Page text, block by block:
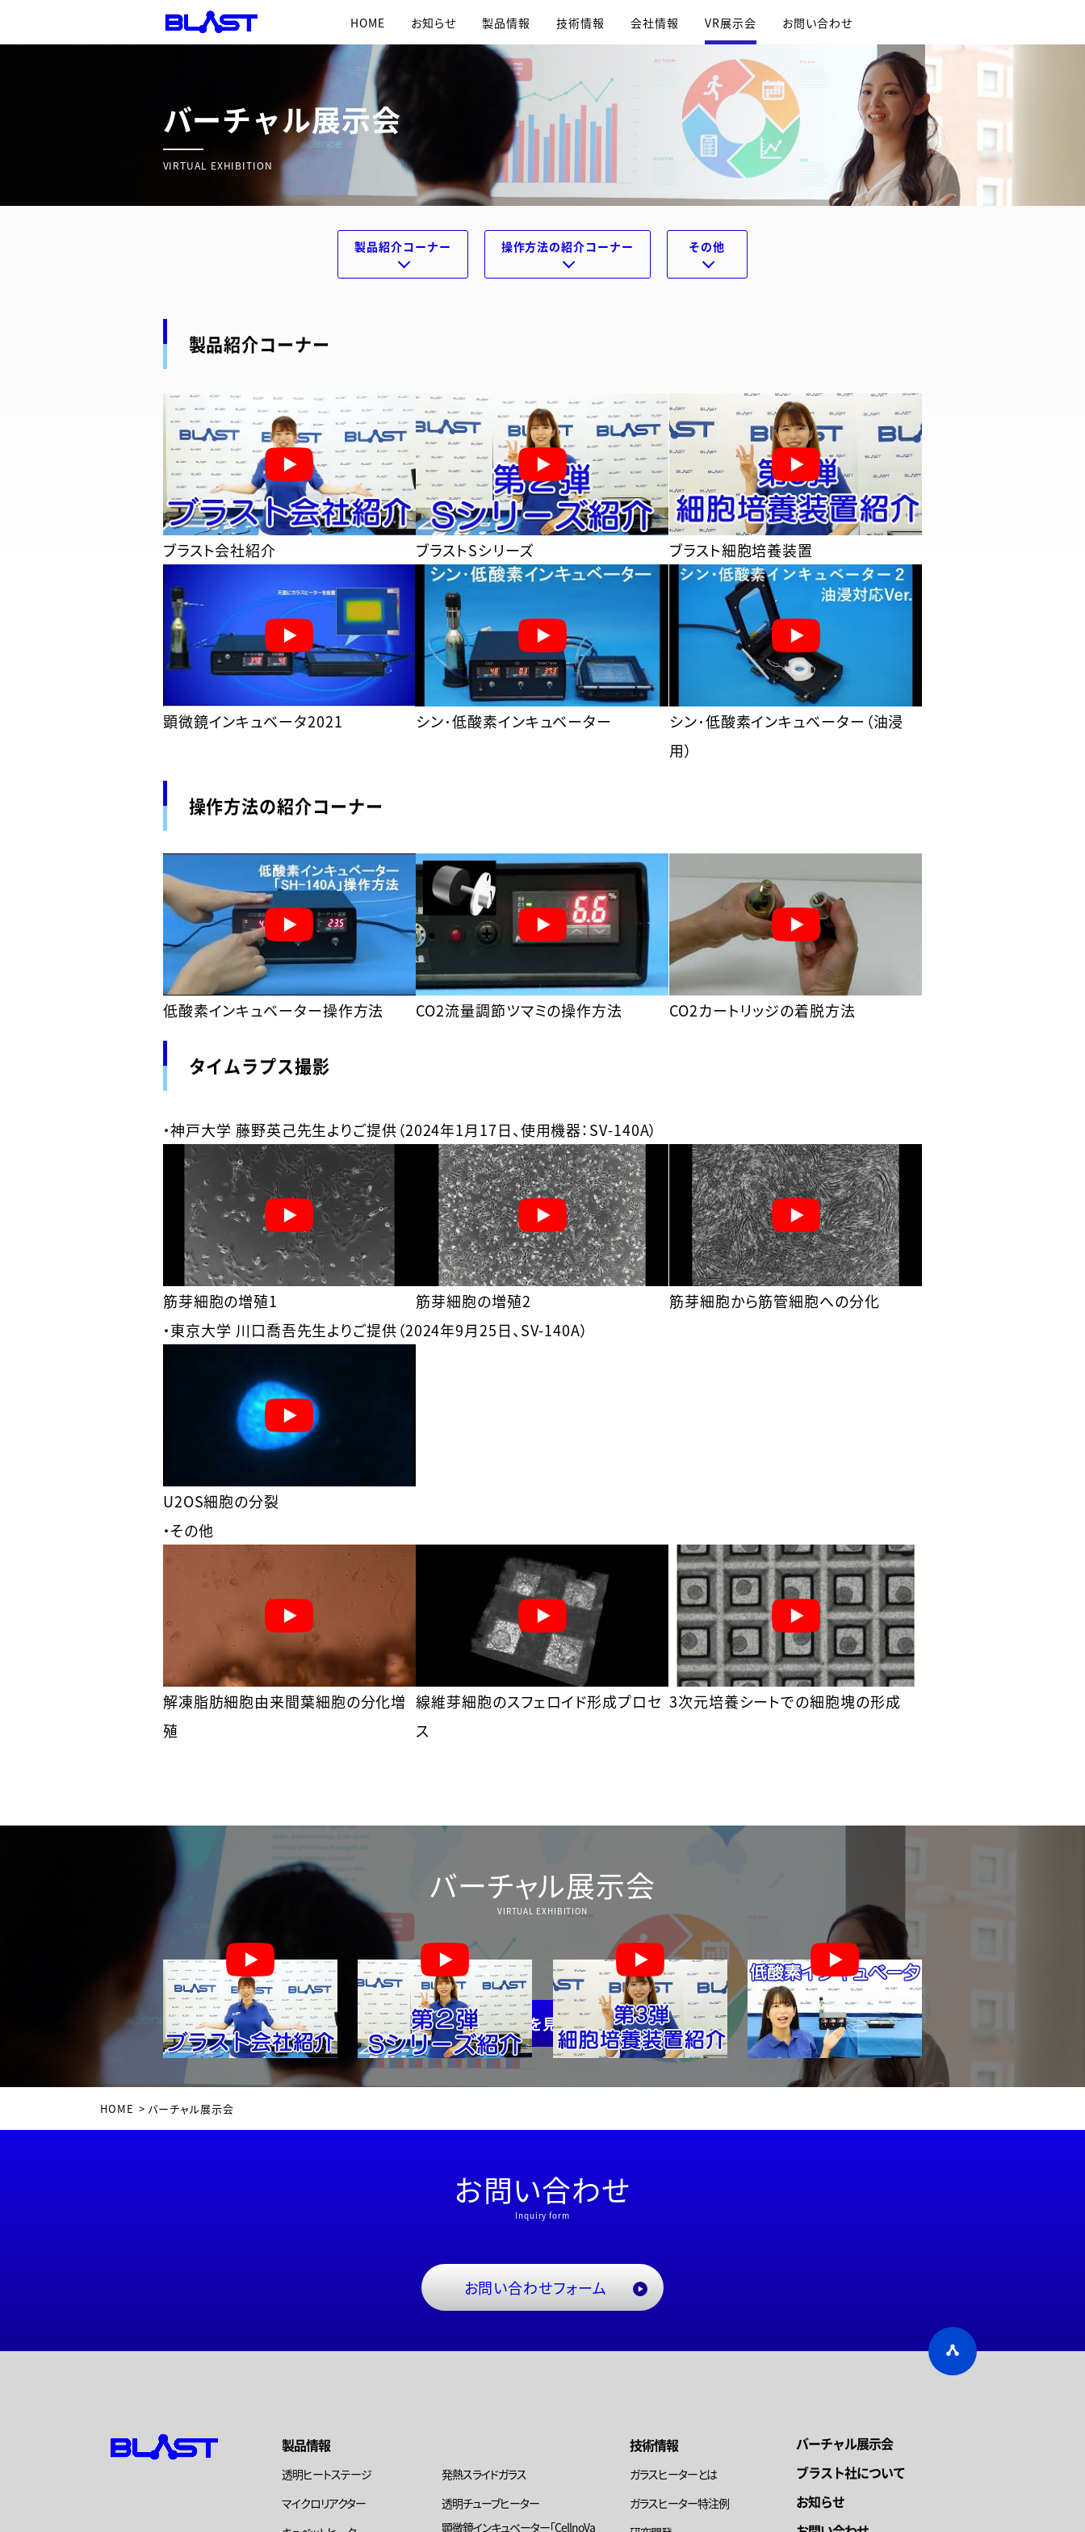
HOME お知らせ 製品情報 技術情報 会社情報 VR展示会 お問い合わせ
バーチャル展示会
VIRTUAL EXHIBITION
製品紹介コーナー 操作方法の紹介コーナー その他
製品紹介コーナー
ブラスト会社紹介 ブラストSシリーズ ブラスト細胞培養装置
顕微鏡インキュベータ2021 シン･低酸素インキュベーター
シン･低酸素インキュベーター（油浸
用）
操作方法の紹介コーナー
低酸素インキュベーター操作方法 CO2流量調節ツマミの操作方法 CO2カートリッジの着脱方法
タイムラプス撮影
・神戸大学 藤野英己先生よりご提供（2024年1月17日、使用機器：SV-140A）
筋芽細胞の増殖1 筋芽細胞の増殖2
筋芽細胞から筋管細胞への分化
・東京大学 川口喬吾先生よりご提供（2024年9月25日、SV-140A）
U2OS細胞の分裂
・その他
解凍脂肪細胞由来間葉細胞の分化増
殖
線維芽細胞のスフェロイド形成プロセ
ス
3次元培養シートでの細胞塊の形成
バーチャル展示会
VIRTUAL EXHIBITION
一覧を見る
HOME > バーチャル展示会
お問い合わせ
Inquiry form
お問い合わせフォーム
製品情報
透明ヒートステージ
発熱スライドガラス
マイクロリアクター
透明チューブヒーター
顕微鏡インキュベーター「CellnoVa
技術情報
ガラスヒーターとは
ガラスヒーター特注例
バーチャル展示会
ブラスト社について
お知らせ